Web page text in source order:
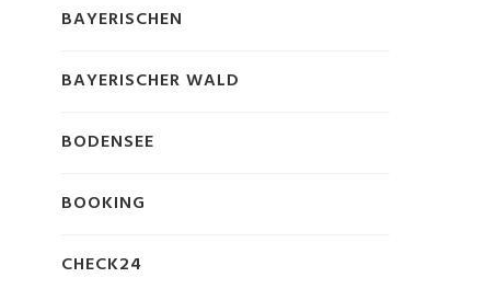
BAYERISCHEN
BAYERISCHER WALD
BODENSEE
BOOKING
CHECK24